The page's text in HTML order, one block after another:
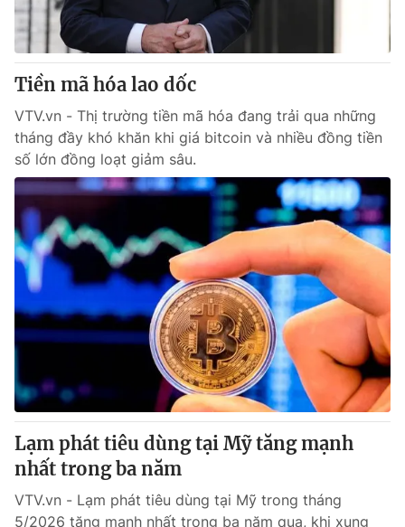
Sản phẩm
Thị trường
Tư vấn
Lịch phát sóng
Chuyên mục khác
Emagazine Podcast
Photo Infographic
Video Shorts video
VTV Money VTV Thể thao
VTV Sức khoẻ Bất động sản
Thị trường 24h Tấm lòng Việt
VTV4 Vươn mình bằng AI
VTV9 VTV8
Tiền mã hóa lao dốc
VTV.vn - Thị trường tiền mã hóa đang trải qua những
tháng đầy khó khăn khi giá bitcoin và nhiều đồng tiền
số lớn đồng loạt giảm sâu.
Lạm phát tiêu dùng tại Mỹ tăng mạnh
nhất trong ba năm
VTV.vn - Lạm phát tiêu dùng tại Mỹ trong tháng
5/2026 tăng mạnh nhất trong ba năm qua, khi xung